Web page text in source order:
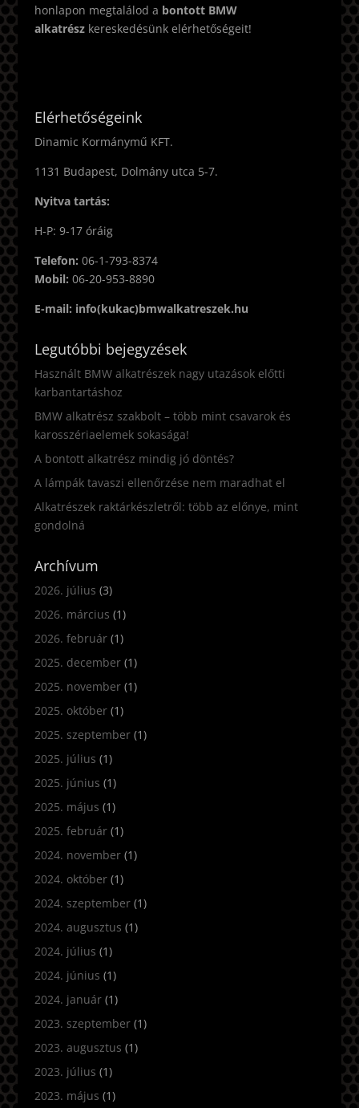
honlapon megtalálod a bontott BMW
alkatrészkereskedésünk elérhetőségeit!
Elérhetőségeink
Dinamic Kormánymű KFT.
1131 Budapest, Dolmány utca 5-7.
Nyitva tartás:
H-P: 9-17 óráig
Telefon: 06-1-793-8374
Mobil: 06-20-953-8890
E-mail: info(kukac)bmwalkatreszek.hu
Legutóbbi bejegyzések
Használt BMW alkatrészek nagy utazások előtti
karbantartáshoz
BMW alkatrész szakbolt – több mint csavarok és
karosszériaelemek sokasága!
A bontott alkatrész mindig jó döntés?
A lámpák tavaszi ellenőrzése nem maradhat el
Alkatrészek raktárkészletről: több az előnye, mint
gondolná
Archívum
2026. július (3)
2026. március (1)
2026. február(1)
2025. december(1)
2025. november(1)
2025. október(1)
2025. szeptember(1)
2025. július (1)
2025. június (1)
2025. május (1)
2025. február(1)
2024. november(1)
2024. október(1)
2024. szeptember(1)
2024. augusztus (1)
2024. július (1)
2024. június (1)
2024. január(1)
2023. szeptember(1)
2023. augusztus (1)
2023. július (1)
2023. május (1)